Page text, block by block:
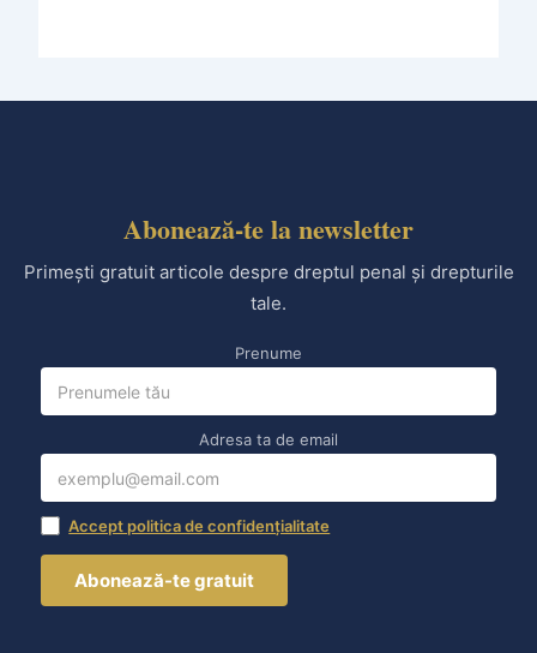
Abonează-te la newsletter
Primești gratuit articole despre dreptul penal și drepturile
tale.
Prenume
Adresa ta de email
Accept politica de confidențialitate